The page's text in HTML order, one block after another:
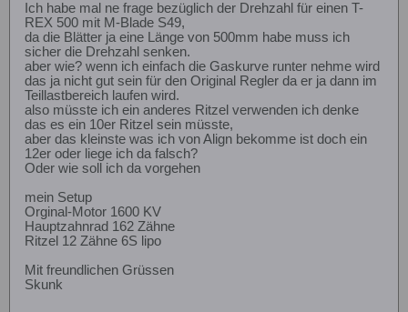
Ich habe mal ne frage bezüglich der Drehzahl für einen T-
REX 500 mit M-Blade S49,
da die Blätter ja eine Länge von 500mm habe muss ich
sicher die Drehzahl senken.
aber wie? wenn ich einfach die Gaskurve runter nehme wird
das ja nicht gut sein für den Original Regler da er ja dann im
Teillastbereich laufen wird.
also müsste ich ein anderes Ritzel verwenden ich denke
das es ein 10er Ritzel sein müsste,
aber das kleinste was ich von Align bekomme ist doch ein
12er oder liege ich da falsch?
Oder wie soll ich da vorgehen
mein Setup
Orginal-Motor 1600 KV
Hauptzahnrad 162 Zähne
Ritzel 12 Zähne 6S lipo
Mit freundlichen Grüssen
Skunk